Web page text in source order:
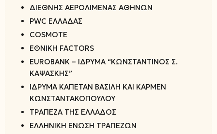
ΔΙΕΘΝΗΣ ΑΕΡΟΛΙΜΕΝΑΣ ΑΘΗΝΩΝ
PWC ΕΛΛΑΔΑΣ
COSMOTE
ΕΘΝΙΚΗ FACTORS
EUROBANK – ΙΔΡΥΜΑ “ΚΩΝΣΤΑΝΤΙΝΟΣ Σ.
ΚΑΨΑΣΚΗΣ”
ΙΔΡΥΜΑ ΚΑΠΕΤΑΝ ΒΑΣΙΛΗ ΚΑΙ ΚΑΡΜΕΝ
ΚΩΝΣΤΑΝΤΑΚΟΠΟΥΛΟΥ
ΤΡΑΠΕΖΑ ΤΗΣ ΕΛΛΑΔΟΣ
ΕΛΛΗΝΙΚΗ ΕΝΩΣΗ ΤΡΑΠΕΖΩΝ